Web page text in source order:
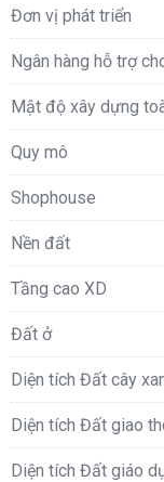
Đơn vị phát triển
Ngân hàng hỗ trợ
Mật độ xây dựng
Quy mô
Shophouse
Nền đất
Tầng cao XD
Đất ở
Diện tích Đất cây
Diện tích Đất giao
Diện tích Đất giáo